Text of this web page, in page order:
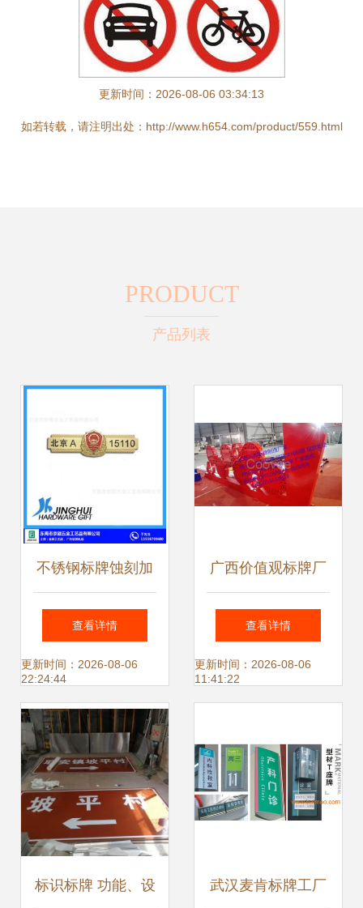
更新时间：2026-08-06 03:34:13
如若转载，请注明出处：http://www.h654.com/product/559.html
PRODUCT
产品列表
不锈钢标牌蚀刻加
工 京徽五金工艺品
公司的精湛工艺
查看详情
更新时间：2026-08-06
22:24:44
广西价值观标牌厂
家及其产品介绍 标
识标牌图片与功能
查看详情
更新时间：2026-08-06
11:41:22
标识标牌 功能、设 武汉麦肯标牌工厂